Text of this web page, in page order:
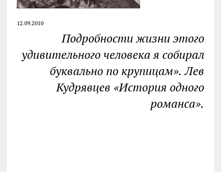
12.09.2010
Подробности жизни этого
удивительного человека я собирал
буквально по крупицам». Лев
Кудрявцев «История одного
романса».